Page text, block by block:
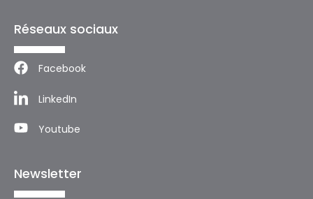
Réseaux sociaux
Facebook
LinkedIn
Youtube
Newsletter